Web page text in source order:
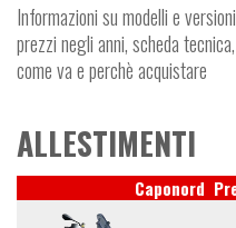
Informazioni su modelli e
prezzi negli anni, scheda
come va e perchè acquistare
ALLESTIMENTI
Caponord